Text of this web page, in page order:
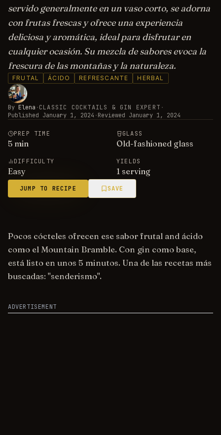
servido generalmente en un vaso corto, se adorna
con frutas frescas y ofrece una experiencia
deliciosa y aromática, ideal para disfrutar en
cualquier ocasión. Su mezcla de sabores evoca la
frescura de las montañas y la naturaleza.
FRUTAL ÁCIDO REFRESCANTE HERBAL
By Elena ·CLASSIC COCKTAILS & GIN EXPERT ·
Published January 1, 2024 ·Reviewed January 1, 2024
PREP TIME
5 min
GLASS
Old-fashioned glass
DIFFICULTY
Easy
YIELDS
1 serving
JUMP TO RECIPE SAVE
Pocos cócteles ofrecen ese sabor frutal and ácido
como el Mountain Bramble. Con gin como base,
está listo en unos 5 minutos. Una de las recetas más
buscadas: "senderismo".
ADVERTISEMENT